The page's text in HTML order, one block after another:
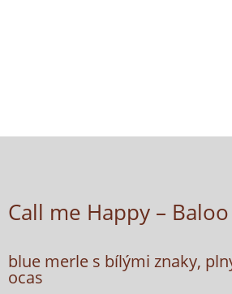
Call me Happy – Baloo
blue merle s bílými znaky,
ocas